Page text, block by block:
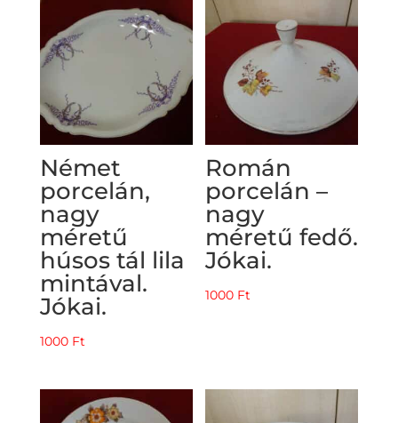
Német
porcelán,
nagy
méretű
húsos tál lila
mintával.
Jókai.
1000 Ft
Román
porcelán –
nagy
méretű fedő.
Jókai.
1000 Ft